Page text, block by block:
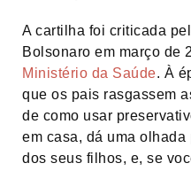
A cartilha foi criticada
Bolsonaro em março de
Ministério da Saúde. À
que os pais rasgassem
de como usar
em casa, dá uma
dos seus filhos, e, se